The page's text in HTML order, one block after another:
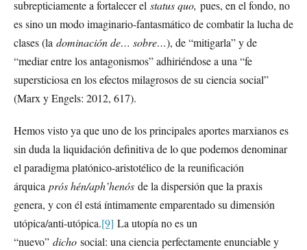
subrepticiamente a fortalecer el status quo, pues, en el fondo, no
es sino un modo imaginario-fantasmático de combatir la lucha de
clases (la dominación de… sobre…), de “mitigarla” y de
“mediar entre los antagonismos” adhiriéndose a una “fe
supersticiosa en los efectos milagrosos de su ciencia social”
(Marx y Engels: 2012, 617).
Hemos visto ya que uno de los principales aportes marxianos es
sin duda la liquidación definitiva de lo que podemos denominar
el paradigma platónico-aristotélico de la reunificación
árquica prós hén/aph’henós de la dispersión que la praxis
genera, y con él está íntimamente emparentado su dimensión
utópica/anti-utópica.[9] La utopía no es un
“nuevo” dicho social: una ciencia perfectamente enunciable y